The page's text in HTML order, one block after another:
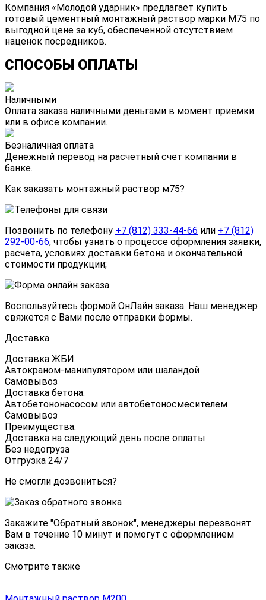
Компания «Молодой ударник» предлагает купить
готовый цементный монтажный раствор марки М75 по
выгодной цене за куб, обеспеченной отсутствием
наценок посредников.
СПОСОБЫ ОПЛАТЫ
Наличными
Оплата заказа наличными деньгами в момент приемки
или в офисе компании.
Безналичная оплата
Денежный перевод на расчетный счет компании в
банке.
Как заказать монтажный раствор м75?
Позвонить по телефону +7 (812) 333-44-66 или +7 (812)
292-00-66, чтобы узнать о процессе оформления заявки,
расчета, условиях доставки бетона и окончательной
стоимости продукции;
Воспользуйтесь формой ОнЛайн заказа. Наш менеджер
свяжется с Вами после отправки формы.
Доставка
Доставка ЖБИ:
Автокраном-манипулятором или шаландой
Самовывоз
Доставка бетона:
Автобетононасосом или автобетоносмесителем
Самовывоз
Преимущества:
Доставка на следующий день после оплаты
Без недогруза
Отгрузка 24/7
Не смогли дозвониться?
Закажите "Обратный звонок", менеджеры перезвонят
Вам в течение 10 минут и помогут с оформлением
заказа.
Смотрите также